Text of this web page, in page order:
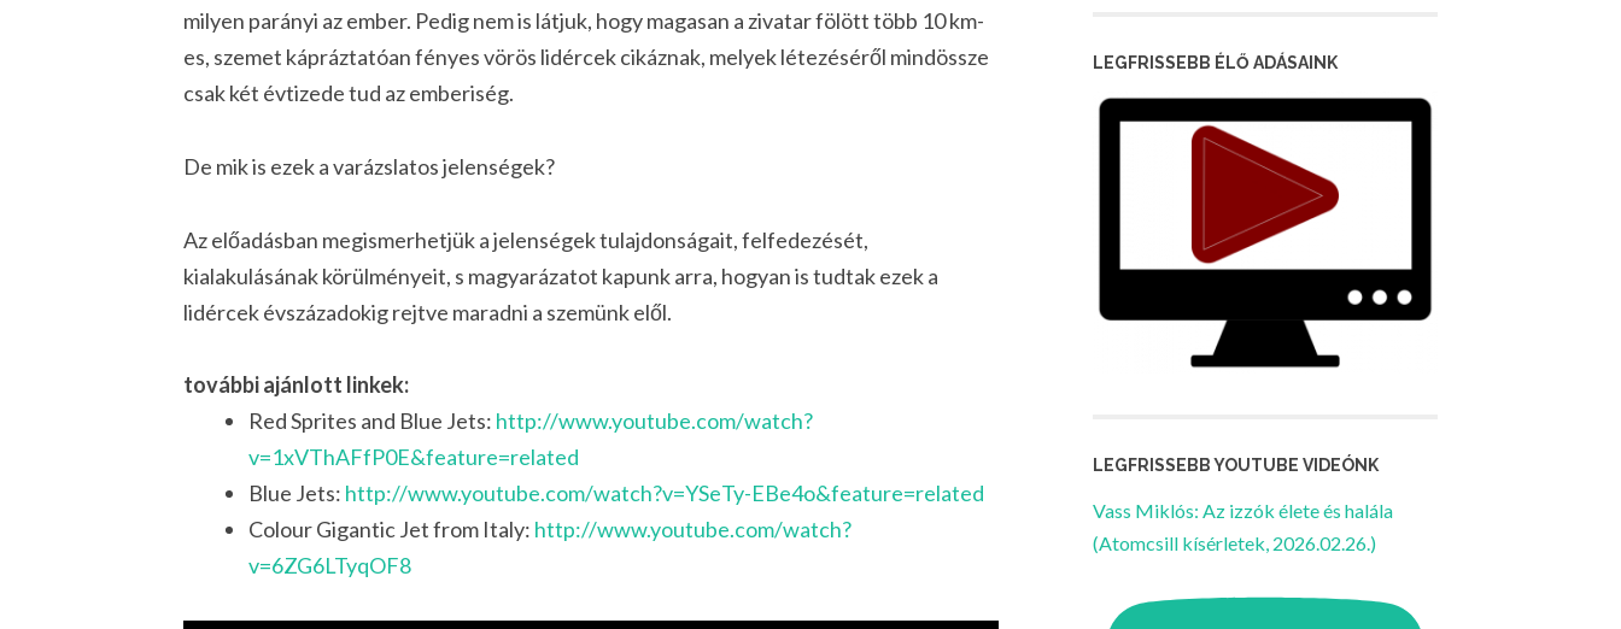
milyen parányi az ember. Pedig nem is látjuk, hogy magasan a zivatar fölött több 10 km-
es, szemet kápráztatóan fényes vörös lidércekcikáznak, melyek létezéséről mindössze
csak két évtizede tud az emberiség.
De mik is ezek a varázslatos jelenségek?
Az előadásban megismerhetjük a jelenségek tulajdonságait, felfedezését,
kialakulásának körülményeit, s magyarázatot kapunk arra, hogyan is tudtak ezek a
lidércek évszázadokig rejtve maradni a szemünk elől.
további ajánlott linkek:
Red Sprites and Blue Jets: http://www.youtube.com/watch?
v=1xVThAFfP0E&feature=related
Blue Jets: http://www.youtube.com/watch?v=YSeTy-EBe4o&feature=related
Colour Gigantic Jet from Italy: http://www.youtube.com/watch?
v=6ZG6LTyqOF8
LEGFRISSEBB ÉLŐ ADÁSAINK
LEGFRISSEBB YOUTUBE VIDEÓNK
Vass Miklós: Az izzók élete és halála
(Atomcsill kísérletek, 2026.02.26.)